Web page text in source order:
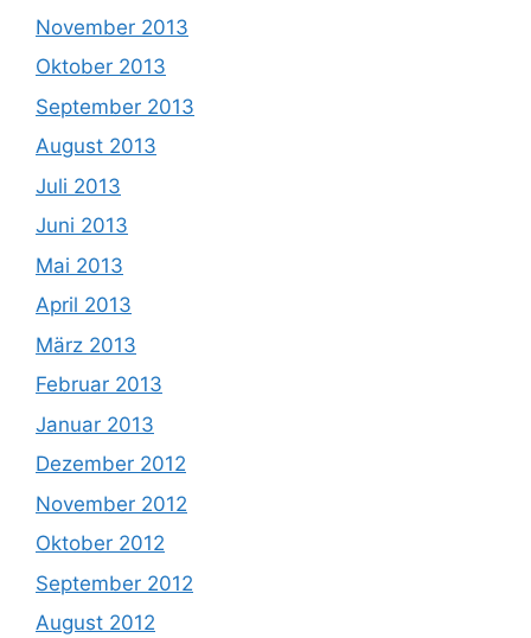
November 2013
Oktober 2013
September 2013
August 2013
Juli 2013
Juni 2013
Mai 2013
April 2013
März 2013
Februar 2013
Januar 2013
Dezember 2012
November 2012
Oktober 2012
September 2012
August 2012